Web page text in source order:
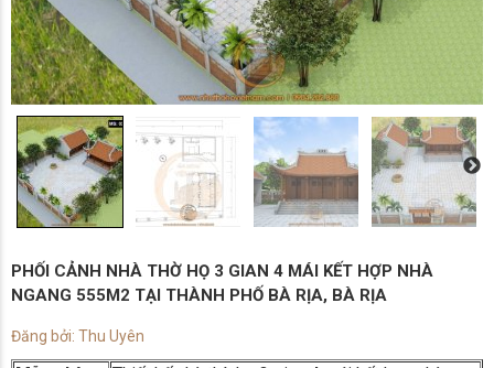
PHỐI CẢNH NHÀ THỜ HỌ 3 GIAN 4 MÁI KẾT HỢP NHÀ
NGANG 555M2 TẠI THÀNH PHỐ BÀ RỊA, BÀ RỊA
Đăng bởi: Thu Uyên